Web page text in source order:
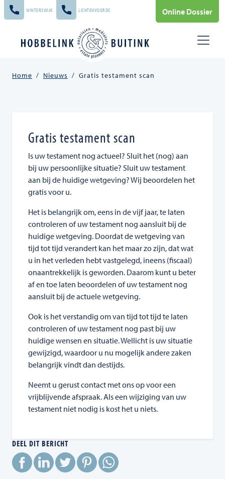
Skip to main content
WINTERSWIJK LICHTENVOORDE Online Dossier
Home / Nieuws / Gratis testament scan
Gratis testament scan
Is uw testament nog actueel? Sluit het (nog) aan
bij uw persoonlijke situatie? Sluit uw testament
aan bij de huidige wetgeving? Wij beoordelen het
gratis voor u.
Het is belangrijk om, eens in de vijf jaar, te laten
controleren of uw testament nog aansluit bij de
huidige wetgeving. Doordat de wetgeving van
tijd tot tijd verandert kan het maar zo zijn, dat wat
u in het verleden hebt vastgelegd, ineens (fiscaal)
onaantrekkelijk is geworden. Daarom kunt u beter
af en toe laten beoordelen of uw testament nog
aansluit bij de actuele wetgeving.
Ook is het verstandig om van tijd tot tijd te laten
controleren of uw testament nog past bij uw
huidige wensen en situatie. Wellicht is uw situatie
gewijzigd, waardoor u nu mogelijk andere zaken
belangrijk vindt dan destijds.
Neemt u gerust contact met ons op voor een
vrijblijvende afspraak. Als een wijziging van uw
testament niet nodig is kost het u niets.
DEEL DIT BERICHT